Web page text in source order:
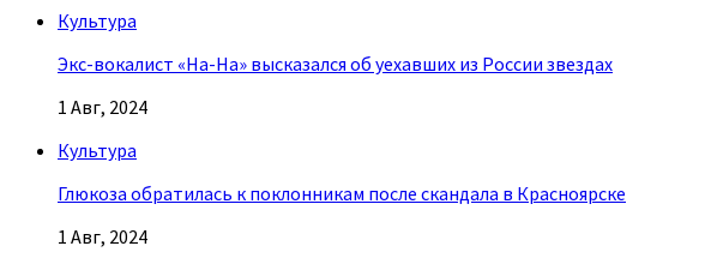
Культура
Экс-вокалист «На-На» высказался об уехавших из России звездах
1 Авг, 2024
Культура
Глюкоза обратилась к поклонникам после скандала в Красноярске
1 Авг, 2024